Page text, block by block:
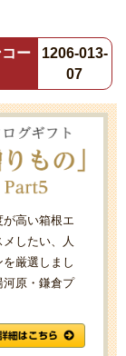
ー
1206-013-
07
高い箱根エ
メしたい、人
厳選しまし
河原・鎌倉プ